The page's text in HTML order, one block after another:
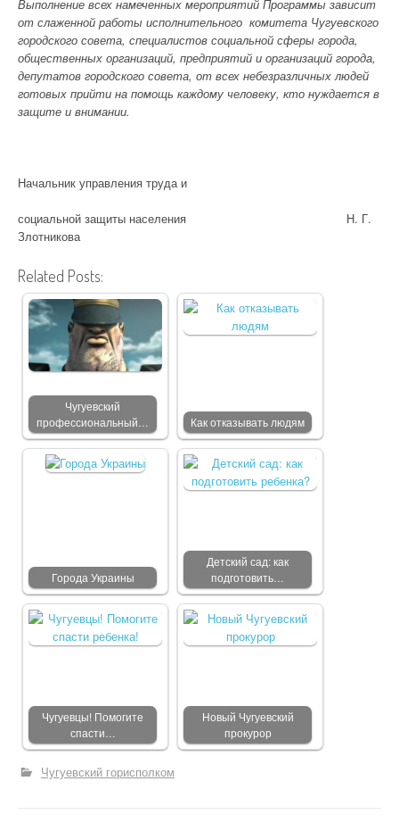
Выполнение всех намеченных мероприятий Программы зависит
от слаженной работы исполнительного комитета Чугуевского
городского совета, специалистов социальной сферы города,
общественных организаций, предприятий и организаций города,
депутатов городского совета, от всех небезразличных людей
готовых прийти на помощь каждому человеку, кто нуждается в
защите и внимании.
Начальник управления труда и
социальной защиты населения Н. Г.
Злотникова
Related Posts:
Чугуевский
профессиональный…
Как отказывать людям
Города Украины
Детский сад: как
подготовить…
Чугуевцы! Помогите
спасти…
Новый Чугуевский
прокурор
Чугуевский горисполком